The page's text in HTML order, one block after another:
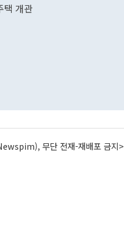
택 개관
무단 전재-재배포 금지>